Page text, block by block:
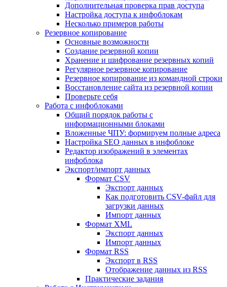
Дополнительная проверка прав доступа
Настройка доступа к инфоблокам
Несколько примеров работы
Резервное копирование
Основные возможности
Создание резервной копии
Хранение и шифрование резервных копий
Регулярное резервное копирование
Резервное копирование из командной строки
Восстановление сайта из резервной копии
Проверьте себя
Работа с инфоблоками
Общий порядок работы с
информационными блоками
Вложенные ЧПУ: формируем полные адреса
Настройка SEO данных в инфоблоке
Редактор изображений в элементах
инфоблока
Экспорт/импорт данных
Формат CSV
Экспорт данных
Как подготовить CSV-файл для
загрузки данных
Импорт данных
Формат XML
Экспорт данных
Импорт данных
Формат RSS
Экспорт в RSS
Отображение данных из RSS
Практические задания